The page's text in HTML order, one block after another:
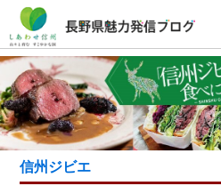
信州ジビエ